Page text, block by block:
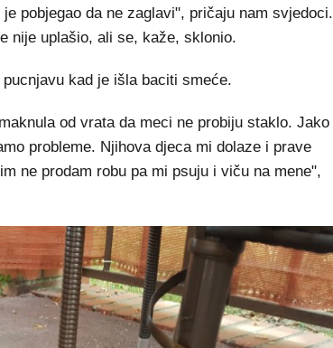
pobjegao da ne zaglavi", pričaju nam svjedoci.
nije uplašio, ali se, kaže, sklonio.
kad je išla baciti smeće.
od vrata da meci ne probiju staklo. Jako
probleme. Njihova djeca mi dolaze i prave
ne prodam robu pa mi psuju i viču na mene",